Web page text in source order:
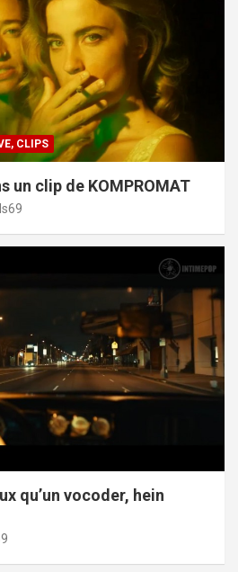
CLIPS
un clip de KOMPROMAT
qu’un vocoder, hein